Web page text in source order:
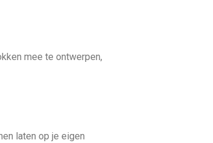
mee te ontwerpen,
laten op je eigen